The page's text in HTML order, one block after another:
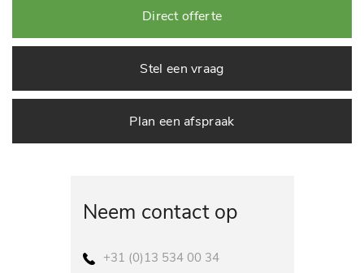
Direct offerte
Stel een vraag
Plan een afspraak
Neem contact op
+31 (0)13 534 00 34